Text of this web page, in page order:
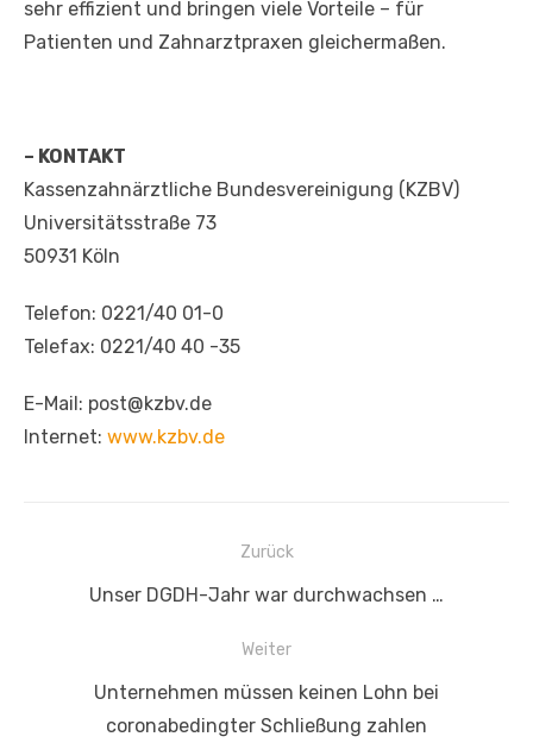
sehr effizient und bringen viele Vorteile – für
Patienten und Zahnarztpraxen gleichermaßen.
– KONTAKT
Kassenzahnärztliche Bundesvereinigung (KZBV)
Universitätsstraße 73
50931 Köln
Telefon: 0221/40 01-0
Telefax: 0221/40 40 -35
E-Mail: post@kzbv.de
Internet: www.kzbv.de
Beitragsnavigation
Zurück
Vorheriger
Unser DGDH-Jahr war durchwachsen …
Weiter
NächsterUnternehmen müssen keinen Lohn bei
coronabedingter Schließung zahlen